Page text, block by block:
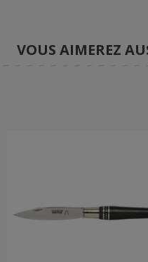
VOUS AIMEREZ